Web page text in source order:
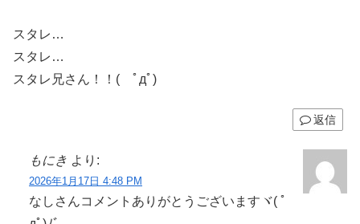
スタレ…
スタレ…
スタレ兄さん！！( ﾟдﾟ)
返信
もにき より:
2026年1月17日 4:48 PM
なしさんコメントありがとうございますヾ( ﾟ